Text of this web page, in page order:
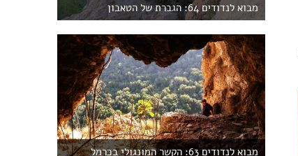
מבוא לנדודים 64: הגברת של הטאבון
מבוא לנדודים 63: הקשר המונגולי בכרמל